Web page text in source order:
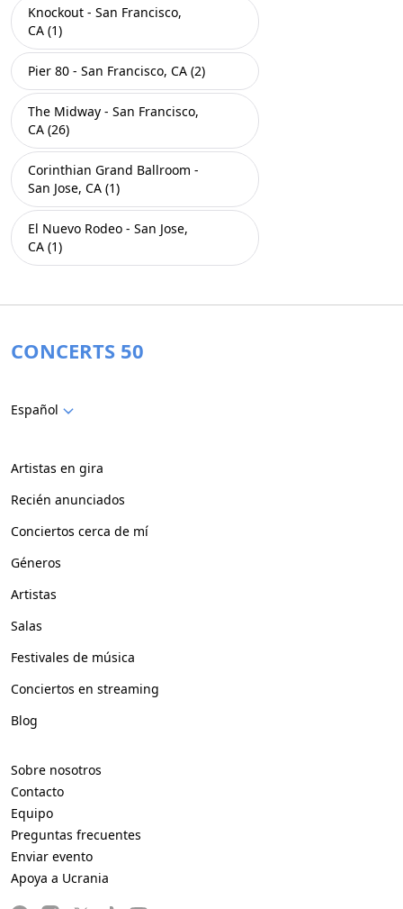
Knockout - San Francisco,
CA (1)
Pier 80 - San Francisco, CA (2)
The Midway - San Francisco,
CA (26)
Corinthian Grand Ballroom -
San Jose, CA (1)
El Nuevo Rodeo - San Jose,
CA (1)
CONCERTS 50
Español
Artistas en gira
Recién anunciados
Conciertos cerca de mí
Géneros
Artistas
Salas
Festivales de música
Conciertos en streaming
Blog
Sobre nosotros
Contacto
Equipo
Preguntas frecuentes
Enviar evento
Apoya a Ucrania